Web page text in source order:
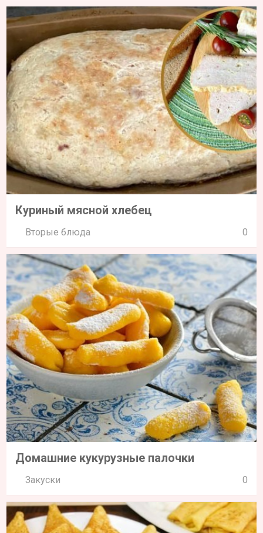
Куриный мясной хлебец
Вторые блюда 0
Домашние кукурузные палочки
Закуски 0